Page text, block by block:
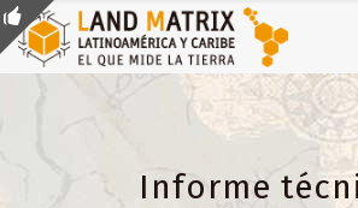
Informe